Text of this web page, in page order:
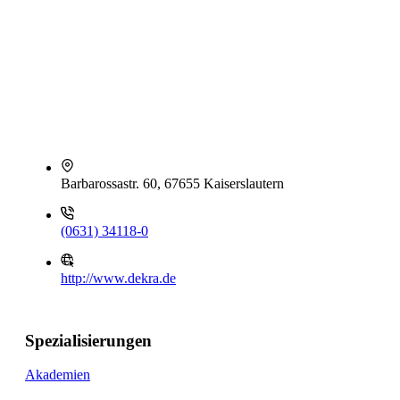
Barbarossastr. 60, 67655 Kaiserslautern
(0631) 34118-0
http://www.dekra.de
Spezialisierungen
Akademien